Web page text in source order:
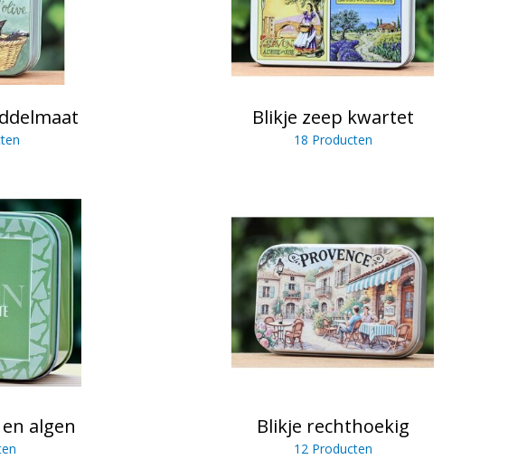
Blikje zeep kwartet
18 Producten
algen Blikje rechthoekig
12 Producten